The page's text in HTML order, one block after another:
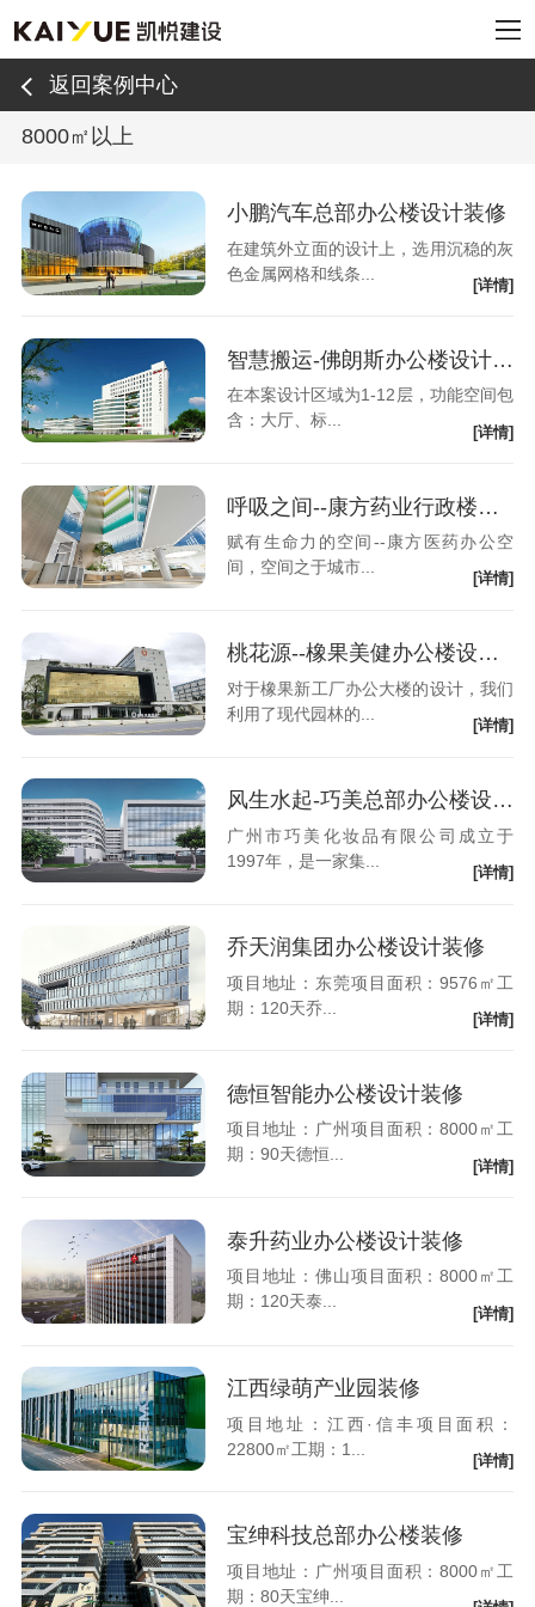
返回案例中心
8000㎡以上
小鹏汽车总部办公楼设计装修
在建筑外立面的设计上，选用沉稳的灰
色金属网格和线条...
[详情]
智慧搬运-佛朗斯办公楼设计装修
在本案设计区域为1-12层，功能空间包
含：大厅、标...
[详情]
呼吸之间--康方药业行政楼设计装修
赋有生命力的空间--康方医药办公空
间，空间之于城市...
[详情]
桃花源--橡果美健办公楼设计装修
对于橡果新工厂办公大楼的设计，我们
利用了现代园林的...
[详情]
风生水起-巧美总部办公楼设计装修
广州市巧美化妆品有限公司成立于
1997年，是一家集...
[详情]
乔天润集团办公楼设计装修
项目地址：东莞项目面积：9576㎡工
期：120天乔...
[详情]
德恒智能办公楼设计装修
项目地址：广州项目面积：8000㎡工
期：90天德恒...
[详情]
泰升药业办公楼设计装修
项目地址：佛山项目面积：8000㎡工
期：120天泰...
[详情]
江西绿萌产业园装修
项目地址：江西·信丰项目面积：
22800㎡工期：1...
[详情]
宝绅科技总部办公楼装修
项目地址：广州项目面积：8000㎡工
期：80天宝绅...